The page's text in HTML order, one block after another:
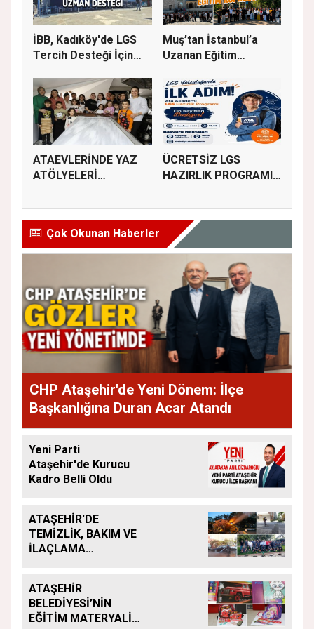
İBB, Kadıköy'de LGS
Tercih Desteği İçin
Muş’tan İstanbul’a
Uzanan Eğitim
ATAEVLERİNDE YAZ
ATÖLYELERİ
ÜCRETSİZ LGS
HAZIRLIK PROGRAMI
Çok Okunan Haberler
CHP Ataşehir'de Yeni Dönem: İlçe
Başkanlığına Duran Acar Atandı
Yeni Parti
Ataşehir'de Kurucu
Kadro Belli Oldu
ATAŞEHİR'DE
TEMİZLİK, BAKIM VE
İLAÇLAMA
ATAŞEHİR
BELEDİYESİ’NİN
EĞİTİM MATERYALİ